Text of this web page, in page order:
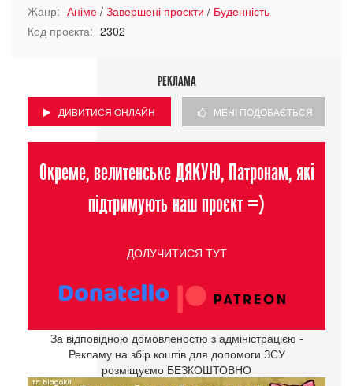
Жанр: Аніме / Завершені проєкти / Буденність
Код проєкта: 2302
РЕКЛАМА
ДИВИТИСЯ ОНЛАЙН МЕНІ ПОДОБАЄТЬСЯ
Окреме, велитенське ДЯКУЮ, Патронам, які
підтримують наш проєкт =)
ДОЛУЧИТИСЯ ТУТ
За відповідною домовленостю з адміністрацією -
Рекламу на збір коштів для допомоги ЗСУ
розміщуємо БЕЗКОШТОВНО